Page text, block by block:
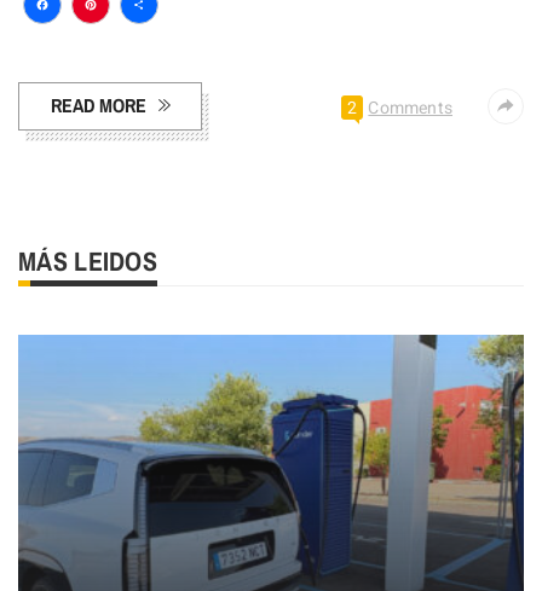
Facebook
Pinterest
Compartir
READ MORE 2 Comments
MÁS LEIDOS